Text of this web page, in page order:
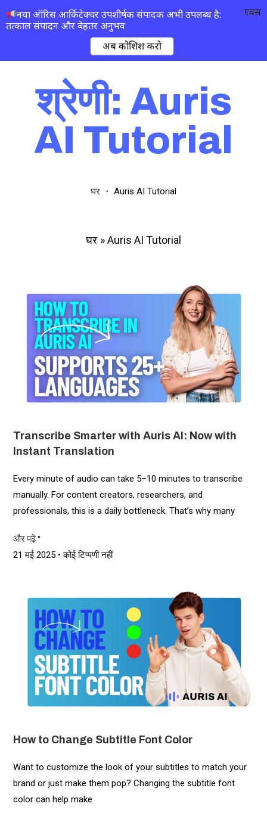
श्रेणी: Auris
AI Tutorial
घर ・ Auris AI Tutorial
घर »Auris AI Tutorial
Transcribe Smarter with Auris AI: Now with
Instant Translation
Every minute of audio can take 5–10 minutes to transcribe
manually. For content creators, researchers, and
professionals, this is a daily bottleneck. That’s why many
और पढ़ें "
21 मई 2025 कोई टिप्पणी नहीं
How to Change Subtitle Font Color
Want to customize the look of your subtitles to match your
brand or just make them pop? Changing the subtitle font
color can help make
नया ऑरिस आर्किटेक्चर उपशीर्षक संपादक अभी उपलब्ध है:
तत्काल संपादन और बेहतर अनुभव
अब कोशिश करो
एक्स